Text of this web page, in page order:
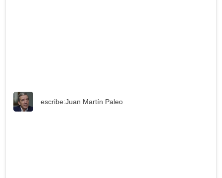
escribe:Juan Martín Paleo